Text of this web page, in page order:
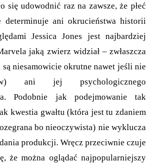
się udowodnić raz na zawsze, że płeć
determinuje ani okrucieństwa historii
Jessica Jones jest najbardziej
jaką zwierz widział – zwłaszcza
są niesamowicie okrutne nawet jeśli nie
ani jej psychologicznego
Podobnie jak podejmowanie tak
kwestia gwałtu (która jest tu zdaniem
bo nieoczywista) nie wyklucza
produkcji. Wręcz przeciwnie czuje
że można oglądać najpopularniejszy